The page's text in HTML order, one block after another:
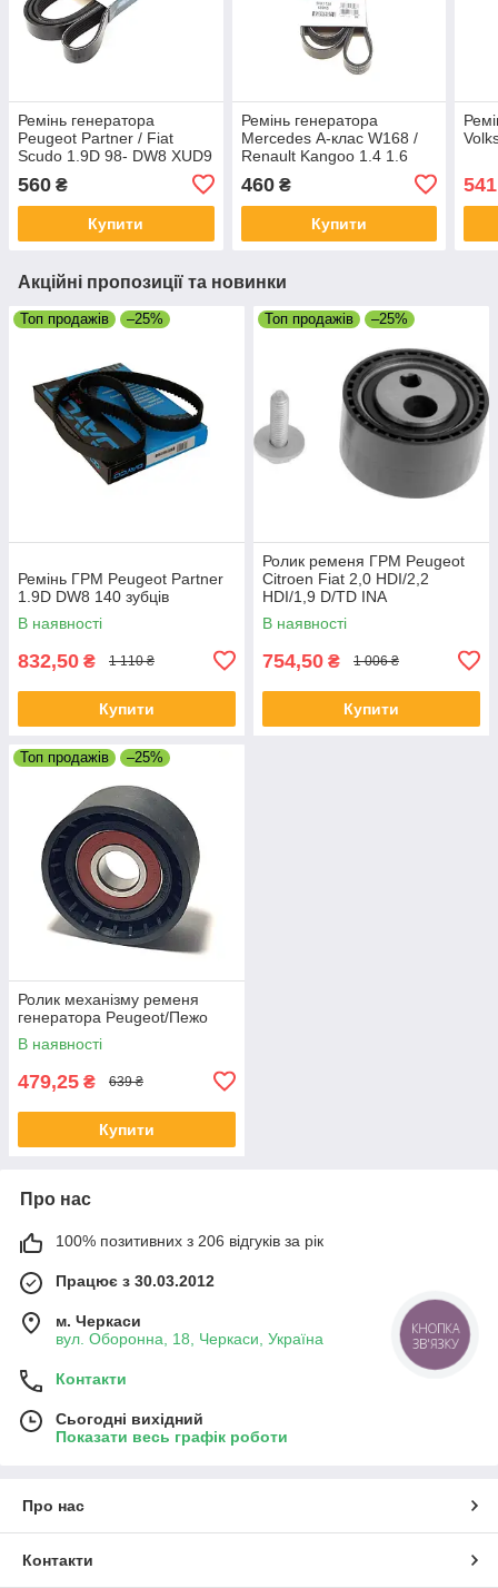
Ремінь генератора
Peugeot Partner / Fiat
Scudo 1.9D 98- DW8 XUD9
560 ₴
Купити
Ремінь генератора
Mercedes А-клас W168 /
Renault Kangoo 1.4 1.6
460₴
Купити
Акційні пропозиції та новинки
Топ продажів –25%
Ремінь ГРМ Peugeot Partner
1.9D DW8 140 зубців
В наявності
832,50 ₴ 1 110 ₴
Купити
Топ продажів –25%
Ролик ременя ГРМ Peugeot
Citroen Fiat 2,0 HDI/2,2
HDI/1,9 D/TD INA
В наявності
754,50 ₴ 1 006 ₴
Купити
Топ продажів –25%
Ролик механізму ременя
генератора Peugeot/Пежо
В наявності
479,25 ₴ 639 ₴
Купити
Про нас
100% позитивних з 206 відгуків за рік
Працює з 30.03.2012
м. Черкаси
вул. Оборонна, 18, Черкаси, Україна
Контакти
Сьогодні вихідний
Показати весь графік роботи
Про нас
Контакти
КНОПКА
ЗВ'ЯЗКУ